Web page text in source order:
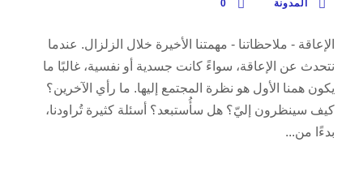
المدونة 0
الإعاقة - ملاحظاتنا - مهمتنا الأخيرة خلال الزلزال. عندما
نتحدث عن الإعاقة، سواءً كانت جسدية أو نفسية، غالبًا ما
يكون همنا الأول هو نظرة المجتمع إليها. ما رأي الآخرين؟
كيف سينظرون إليّ؟ هل سأُستبعد؟ أسئلة كثيرة تُراودنا،
بدءًا من...